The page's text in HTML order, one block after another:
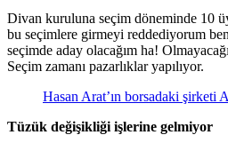
Divan kuruluna seçim döneminde 10
bu seçimlere girmeyi reddediyorum
seçimde aday olacağım ha!
Seçim zamanı pazarlıklar yapılıyor.
Hasan Arat’ın borsadaki şirketi
Tüzük değişikliği işlerine gelmiyor